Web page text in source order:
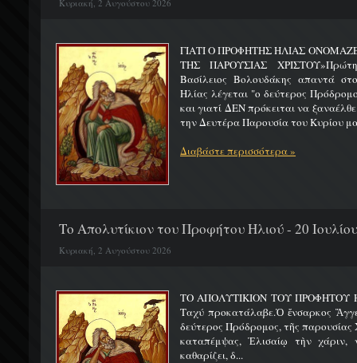
Κυριακή, 2 Αυγούστου 2026
ΓΙΑΤΙ Ο ΠΡΟΦΗΤΗΣ ΗΛΙΑΣ
ΤΗΣ ΠΑΡΟΥΣΙΑΣ
Βασίλειος Βολουδάκης απαντά
Ηλίας λέγεται "ο δεύτερος
και γιατί ΔΕΝ πρόκειται να
την Δευτέρα Παρουσία του Κυρίου
Διαβάστε περισσότερα »
Το Απολυτίκιον του Προφήτου Ηλιού - 20 Ιουλίου
Κυριακή, 2 Αυγούστου 2026
ΤΟ ΑΠΟΛΥΤΙΚΙΟΝ ΤΟΥ ΠΡΟΦΗΤΟΥ
Ταχύ προκατάλαβε.Ὁ ἔνσαρκος
δεύτερος Πρόδρομος, τῆς παρουσίας
καταπέμψας, Ἐλισαίῳ τὴν χάριν,
καθαρίζει, δ...